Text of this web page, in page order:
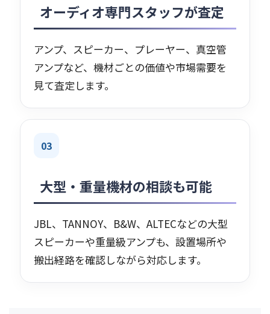
オーディオ専門スタッフが査定
アンプ、スピーカー、プレーヤー、真空管
アンプなど、機材ごとの価値や市場需要を
見て査定します。
03
大型・重量機材の相談も可能
JBL、TANNOY、B&W、ALTECなどの大型
スピーカーや重量級アンプも、設置場所や
搬出経路を確認しながら対応します。